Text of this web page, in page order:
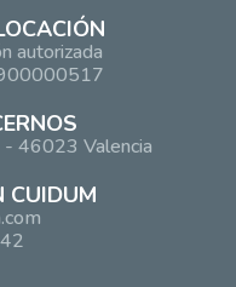
autorizada
- 46023 Valencia
CUIDUM